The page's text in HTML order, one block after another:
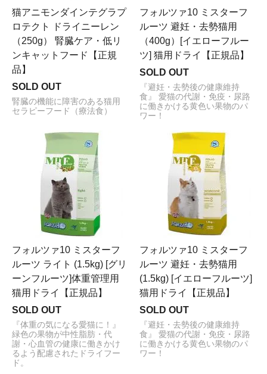
猫アニモンダインテグラプ
ロテクト ドライニーレン
（250g） 腎臓ケア・低リ
ンキャットフード【正規
品】
SOLD OUT
腎臓の機能に障害のある猫用
セラピーフード（療法食）
フォルツァ10 ミスターフ
ルーツ 避妊・去勢猫用
（400g）[イエローフルー
ツ] 猫用ドライ【正規品】
SOLD OUT
『避妊・去勢後の健康維持
食』 愛猫の代謝・免疫・尿路
に働きかける黄色い果物のパ
ワー！
フォルツァ10 ミスターフ
ルーツ ライト (1.5kg) [グリ
ーンフルーツ]体重管理用
猫用ドライ【正規品】
SOLD OUT
『体重の気になる愛猫に！』
緑色の果物が中性脂肪・代
謝・心血管の健康に働きかけ
るよう配慮されたドライフー
ド。
フォルツァ10 ミスターフ
ルーツ 避妊・去勢猫用
(1.5kg) [イエローフルーツ]
猫用ドライ【正規品】
SOLD OUT
『避妊・去勢後の健康維持
食』 愛猫の代謝・免疫・尿路
に働きかける黄色い果物のパ
ワー！